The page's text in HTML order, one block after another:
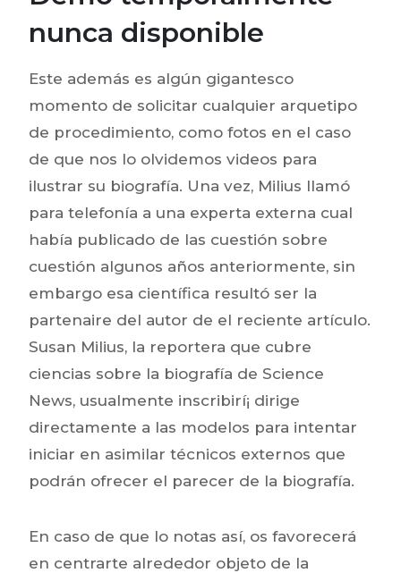
nunca disponible
Este además es algún gigantesco
momento de solicitar cualquier arquetipo
de procedimiento, como fotos en el caso
de que nos lo olvidemos videos para
ilustrar su biografía. Una vez, Milius llamó
para telefonía a una experta externa cual
había publicado de las cuestión sobre
cuestión algunos años anteriormente, sin
embargo esa científica resultó ser la
partenaire del autor de el reciente artículo.
Susan Milius, la reportera que cubre
ciencias sobre la biografía de Science
News, usualmente inscribirí¡ dirige
directamente a las modelos para intentar
iniciar en asimilar técnicos externos que
podrán ofrecer el parecer de la biografía.
En caso de que lo notas así, os favorecerá
en centrarte alrededor objeto de la